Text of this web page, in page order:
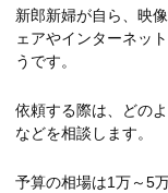
新郎新婦が自ら、映
ェアやインターネッ
うです。
依頼する際は、どの
などを相談します。
予算の相場は1万～5